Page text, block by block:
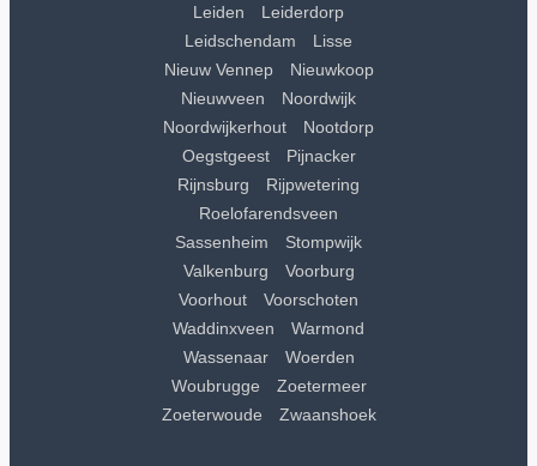
Leiden
Leiderdorp
Leidschendam
Lisse
Nieuw Vennep
Nieuwkoop
Nieuwveen
Noordwijk
Noordwijkerhout
Nootdorp
Oegstgeest
Pijnacker
Rijnsburg
Rijpwetering
Roelofarendsveen
Sassenheim
Stompwijk
Valkenburg
Voorburg
Voorhout
Voorschoten
Waddinxveen
Warmond
Wassenaar
Woerden
Woubrugge
Zoetermeer
Zoeterwoude
Zwaanshoek